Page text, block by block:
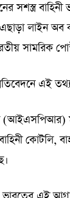
সশস্ত্র
এছাড়া লাইন
সামরিক
এই
(আইএসপিআর)
কোটলি,